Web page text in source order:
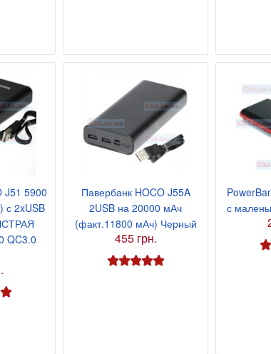
J51 5900
с 2xUSB
QC3.0
Павербанк HOCO J55A
2USB на 20000 мАч
(факт.11800 мАч) Черный
455 грн.
с